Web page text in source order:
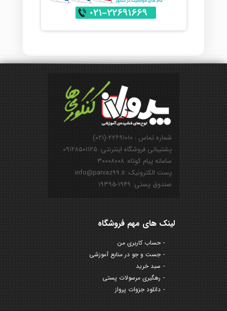
شماره تماس : ۲۲۶۹۱۰۱۰-(۰۲۱)
پشتیبانی فروشگاه اینترنتی: ۰۹۱۲۸۵۰۱۱۲۵
سامانه پیام کوتاه: ۳۰۰۰۸۰۰۸
پست الکترونیک: info@parvaz99.ir
صندوق پستی: ۱۹۴۹-۱۹۳۹۵
لینک های مهم فروشگاه
حساب کاربری من
جست و جو در منابع آموزشی
سبد خرید
رهگیری مرسولات پستی
دانلود جزوات پرواز